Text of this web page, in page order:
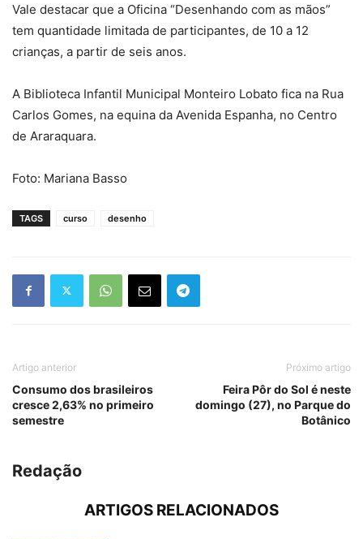
Vale destacar que a Oficina “Desenhando com as mãos”
tem quantidade limitada de participantes, de 10 a 12
crianças, a partir de seis anos.
A Biblioteca Infantil Municipal Monteiro Lobato fica na Rua
Carlos Gomes, na equina da Avenida Espanha, no Centro
de Araraquara.
Foto: Mariana Basso
TAGS curso desenho
Artigo anterior
Consumo dos brasileiros
cresce 2,63% no primeiro
semestre
Próximo artigo
Feira Pôr do Sol é neste
domingo (27), no Parque do
Botânico
Redação
ARTIGOS RELACIONADOS